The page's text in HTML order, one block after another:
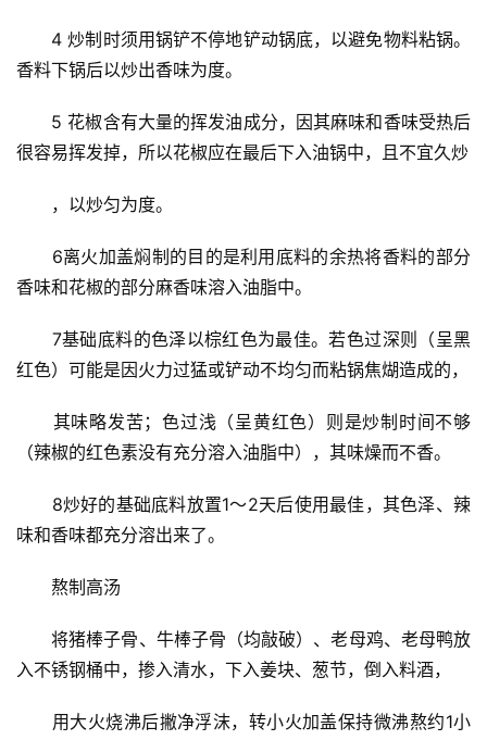
4 炒制时须用锅铲不停地铲动锅底，以避免物料粘锅。
香料下锅后以炒出香味为度。
5 花椒含有大量的挥发油成分，因其麻味和香味受热后
很容易挥发掉，所以花椒应在最后下入油锅中，且不宜久炒
，以炒匀为度。
6离火加盖焖制的目的是利用底料的余热将香料的部分
香味和花椒的部分麻香味溶入油脂中。
7基础底料的色泽以棕红色为最佳。若色过深则（呈黑
红色）可能是因火力过猛或铲动不均匀而粘锅焦煳造成的，
其味略发苦；色过浅（呈黄红色）则是炒制时间不够
（辣椒的红色素没有充分溶入油脂中），其味燥而不香。
8炒好的基础底料放置1～2天后使用最佳，其色泽、辣
味和香味都充分溶出来了。
熬制高汤
将猪棒子骨、牛棒子骨（均敲破）、老母鸡、老母鸭放
入不锈钢桶中，掺入清水，下入姜块、葱节，倒入料酒，
用大火烧沸后撇净浮沫，转小火加盖保持微沸熬约1小